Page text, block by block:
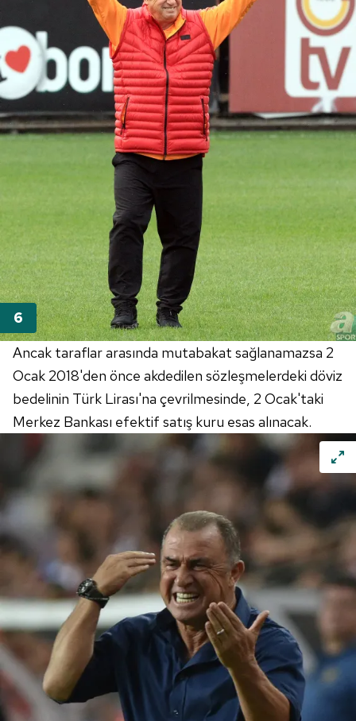
Ancak taraflar arasında mutabakat sağlanamazsa 2
Ocak 2018'den önce akdedilen sözleşmelerdeki döviz
bedelinin Türk Lirası'na çevrilmesinde, 2 Ocak'taki
Merkez Bankası efektif satış kuru esas alınacak.